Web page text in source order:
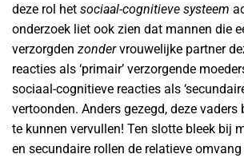
deze rol het sociaal-cognitieve systeem
onderzoek liet ook zien dat mannen die
verzorgden zondervrouwelijke partner
reacties als ‘primair’ verzorgende
sociaal-cognitieve reacties als
vertoonden. Anders gezegd, deze vaders
te kunnen vervullen! Ten slotte bleek bij
en secundaire rollen de relatieve